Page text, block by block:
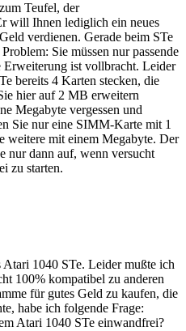
Teufel, der
will Ihnen lediglich ein neues
verdienen. Gerade beim STe
Sie müssen nur passende
ist vollbracht. Leider
bereits 4 Karten stecken, die
hier auf 2 MB erweitern
Megabyte vergessen und
Sie nur eine SIMM-Karte mit 1
weitere mit einem Megabyte. Der
nur dann auf, wenn versucht
zu starten.
1040 STe. Leider mußte ich
100% kompatibel zu anderen
für gutes Geld zu kaufen, die
habe ich folgende Frage:
Atari 1040 STe einwandfrei?